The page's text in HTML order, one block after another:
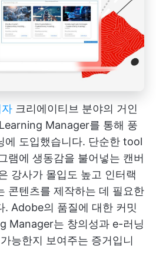
크리에이티브 분야의 거인
Manager를 통해 풍
에 도입했습니다. 단순한 tool
램에 생동감을 불어넣는 캔버
강사가 몰입도 높고 인터랙
콘텐츠를 제작하는 데 필요한
. Adobe의 품질에 대한 커밋
Manager는 창의성과 e-러닝
능한지 보여주는 증거입니